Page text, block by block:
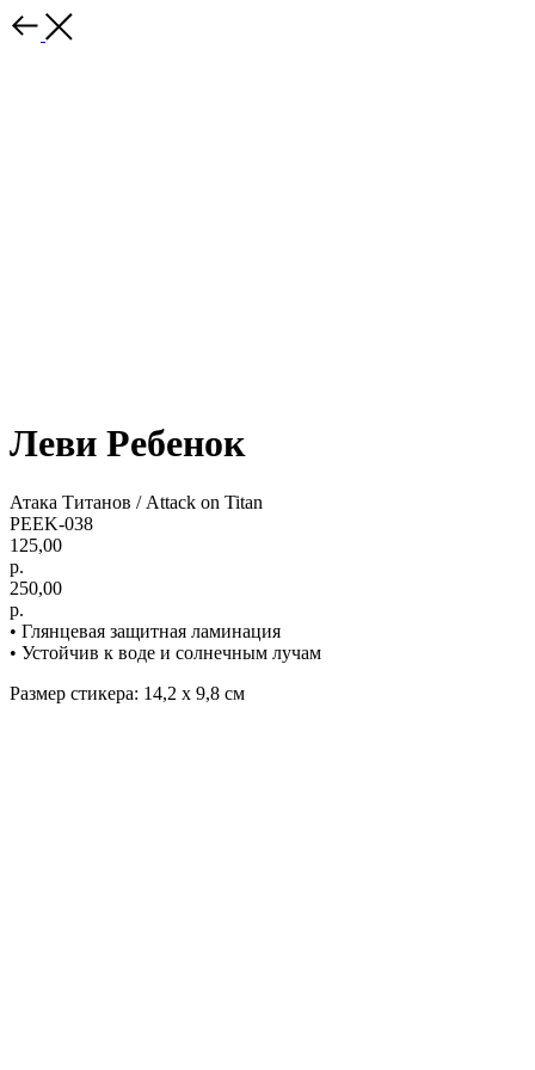
Леви Ребенок
Атака Титанов / Attack on Titan
PEEK-038
125,00
р.
250,00
р.
• Глянцевая защитная ламинация
• Устойчив к воде и солнечным лучам
Размер стикера: 14,2 х 9,8 см